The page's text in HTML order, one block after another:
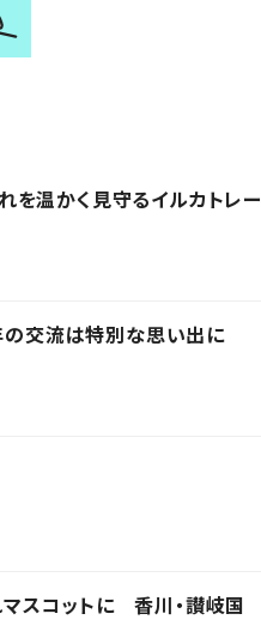
温かく見守るイルカトレー
の交流は特別な思い出に
スコットに 香川・讃岐国